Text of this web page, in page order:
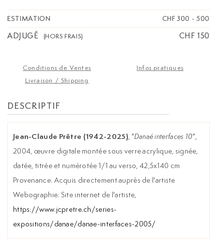
ESTIMATION CHF 300 - 500
ADJUGÉ (HORS FRAIS) CHF 150
Conditions de Ventes
Infos pratiques
Livraison / Shipping
DESCRIPTIF
Jean-Claude Prêtre (1942-2025), "Danaé interfaces 10",
2004, œuvre digitale montée sous verre acrylique, signée,
datée, titrée et numérotée 1/1 au verso, 42,5x140 cm
Provenance: Acquis directement auprès de l'artiste
Webographie: Site internet de l'artiste,
https://www.jcpretre.ch/series-
expositions/danae/danae-interfaces-2005/